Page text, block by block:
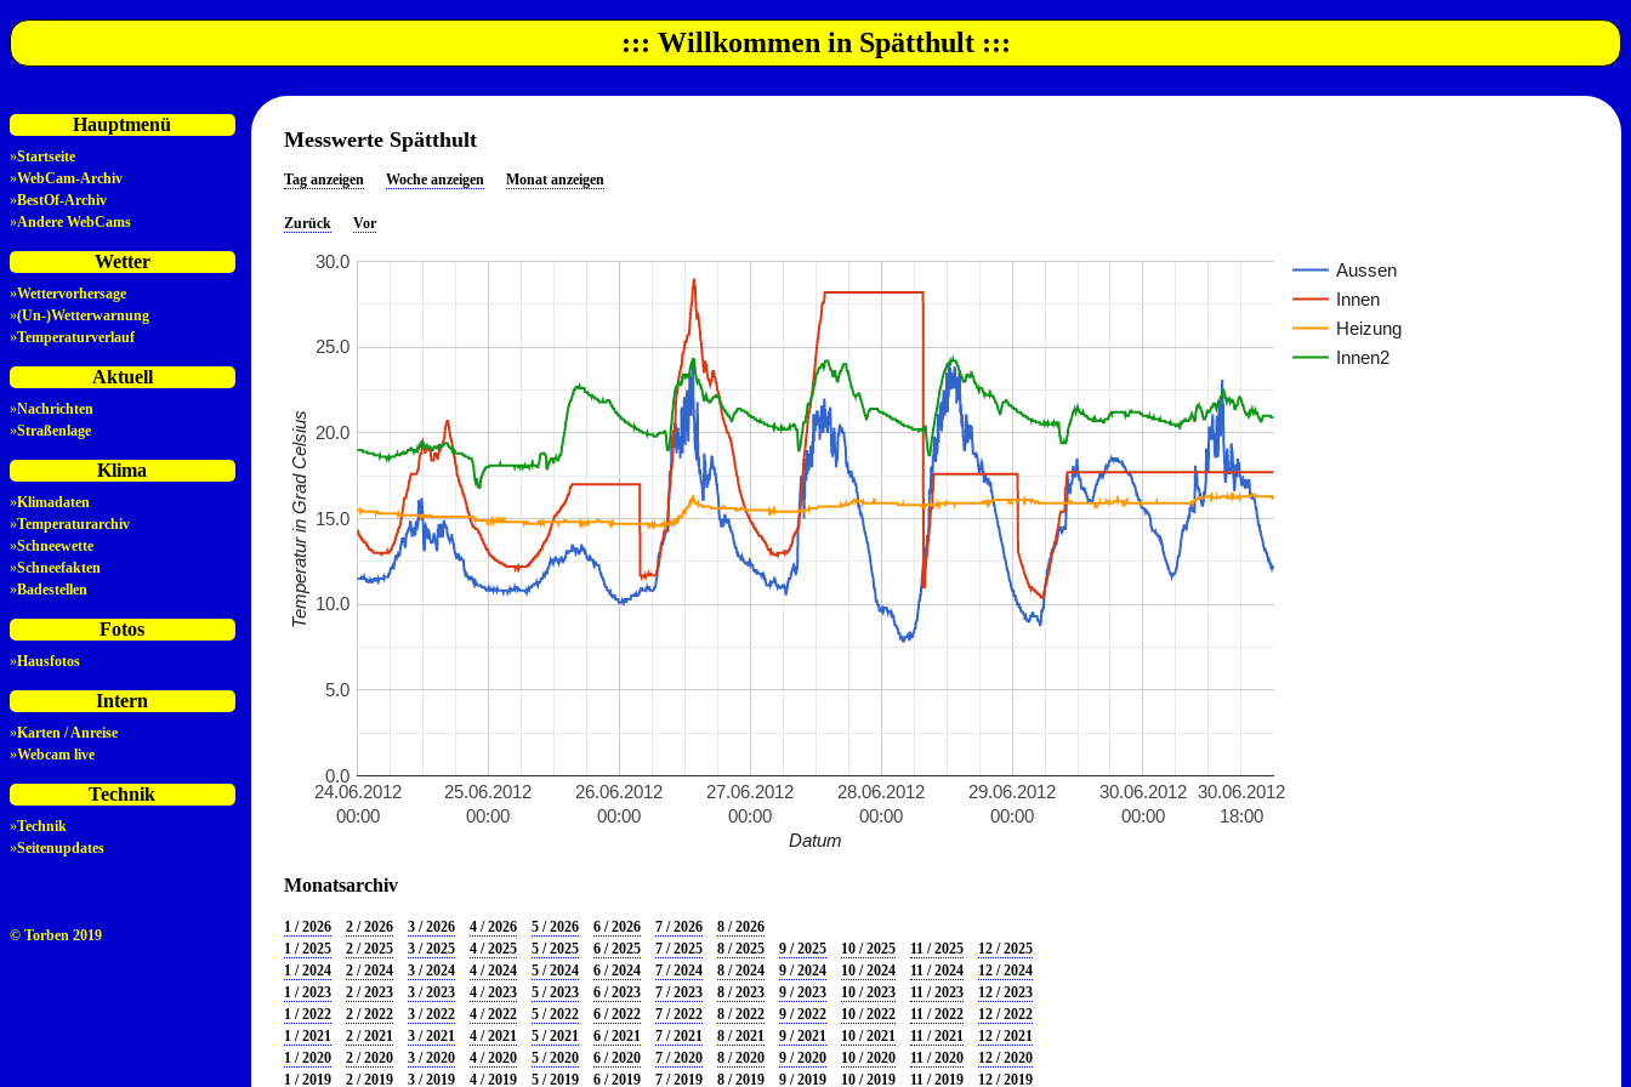
::: Willkommen in Spätthult :::
Hauptmenü
»Startseite
»WebCam-Archiv
»BestOf-Archiv
»Andere WebCams
Wetter
»Wettervorhersage
»(Un-)Wetterwarnung
»Temperaturverlauf
Aktuell
»Nachrichten
»Straßenlage
Klima
»Klimadaten
»Temperaturarchiv
»Schneewette
»Schneefakten
»Badestellen
Fotos
»Hausfotos
Intern
»Karten / Anreise
»Webcam live
Technik
»Technik
»Seitenupdates
© Torben 2019
Messwerte Spätthult
Tag anzeigen Woche anzeigen Monat anzeigen
Zurück Vor
Aussen
Innen
Heizung
Innen2
24.06.2012
00:00
25.06.2012
00:00
26.06.2012
00:00
27.06.2012
00:00
28.06.2012
00:00
29.06.2012
00:00
30.06.2012
00:00
30.06.2012
18:00
0.0
5.0
10.0
15.0
20.0
25.0
30.0
Datum
Temperatur in Grad Celsius
Monatsarchiv
1 / 2026 2 / 2026 3 / 2026 4 / 2026 5 / 2026 6 / 2026 7 / 2026
8 / 2026
1 / 2025
2 / 2025 3 / 2025 4 / 2025 5 / 2025 6 / 2025 7 / 2025 8 / 2025 9 / 2025 10 / 2025 11 / 2025
12 / 2025
1 / 2024
2 / 2024 3 / 2024 4 / 2024 5 / 2024 6 / 2024 7 / 2024 8 / 2024 9 / 2024 10 / 2024 11 / 2024
12 / 2024
1 / 2023
2 / 2023 3 / 2023 4 / 2023 5 / 2023 6 / 2023 7 / 2023 8 / 2023 9 / 2023 10 / 2023 11 / 2023
12 / 2023
1 / 2022
2 / 2022 3 / 2022 4 / 2022 5 / 2022 6 / 2022 7 / 2022 8 / 2022 9 / 2022 10 / 2022 11 / 2022
12 / 2022
1 / 2021
2 / 2021 3 / 2021 4 / 2021 5 / 2021 6 / 2021 7 / 2021 8 / 2021 9 / 2021 10 / 2021 11 / 2021
12 / 2021
1 / 2020
2 / 2020 3 / 2020 4 / 2020 5 / 2020 6 / 2020 7 / 2020 8 / 2020 9 / 2020 10 / 2020 11 / 2020
12 / 2020
1 / 2019
2 / 2019 3 / 2019 4 / 2019 5 / 2019 6 / 2019 7 / 2019 8 / 2019 9 / 2019 10 / 2019 11 / 2019 12 / 2019